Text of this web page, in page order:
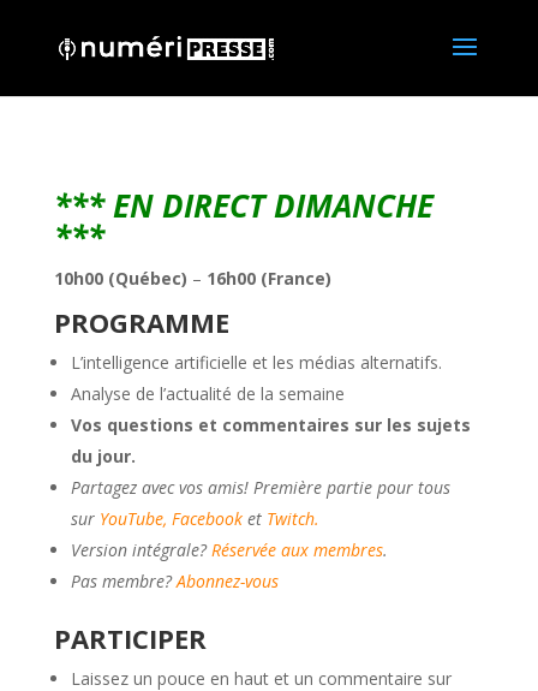
*** EN DIRECT DIMANCHE
***
10h00 (Québec) – 16h00 (France)
PROGRAMME
L’intelligence artificielle et les médias alternatifs.
Analyse de l’actualité de la semaine
Vos questions et commentaires sur les sujets
du jour.
Partagez avec vos amis! Première partie pour tous
sur YouTube, Facebooket Twitch.
Version intégrale?Réservée aux membres.
Pas membre?Abonnez-vous
PARTICIPER
Laissez un pouce en haut et un commentaire sur